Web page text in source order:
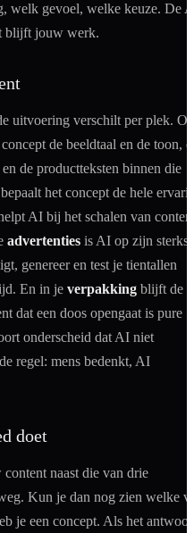
welk gevoel, welke keuze. De
blijft jouw werk.
uitvoering verschilt per plek.
de beeldtaal en de toon,
de productteksten binnen die
bepaalt het concept de hele
AI bij het schalen van
advertenties is AI op zijn
genereer en test je tientallen
En in je verpakking blijft de
dat een doos opengaat is pure
onderscheid dat AI niet
regel: mens bedenkt, AI
doet
naast die van drie
Kun je dan nog zien welke
je een concept. Als het